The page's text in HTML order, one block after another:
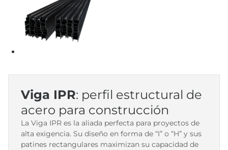
Viga IPR: perfil estructural de
acero para construcción
La Viga IPR es la aliada perfecta para proyectos de
alta exigencia. Su diseño en forma de “I” o “H” y sus
patines rectangulares maximizan su capacidad de